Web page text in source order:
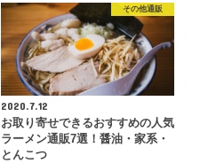
その他通販
2020.7.12
お取り寄せできるおすすめの人気
ラーメン通販7選！醤油・家系・
とんこつ